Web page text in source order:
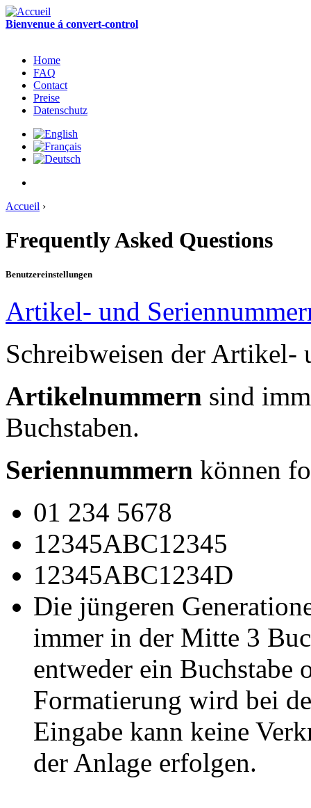
Bienvenue á convert-control
Home
FAQ
Contact
Preise
Datenschutz
Accueil ›
Frequently Asked Questions
Benutzereinstellungen
Artikel- und
Schreibweisen der Artikel-
Artikelnummern sind
Buchstaben.
Seriennummern können
01 234 5678
12345ABC12345
12345ABC1234D
Die jüngeren
immer in der Mitte 3
entweder ein
Formatierung wird bei
Eingabe kann keine
der Anlage erfolgen.